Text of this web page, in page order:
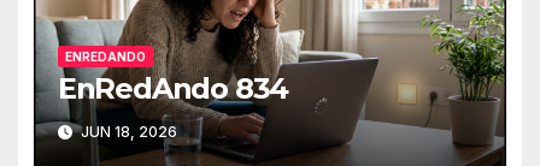
ENREDANDO
EnRedAndo 834
JUN 18, 2026